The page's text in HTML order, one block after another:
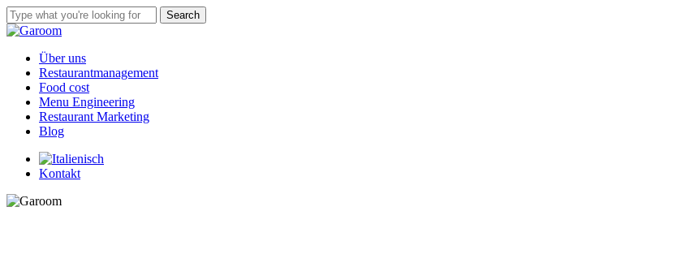
Skip
to
content
Search
Close
Menu
Über uns
Restaurantmanagement
Food cost
Menu Engineering
Restaurant Marketing
Blog
Kontakt